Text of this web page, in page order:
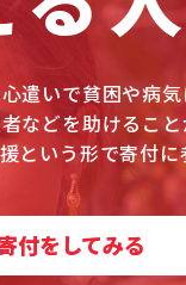
遣いで貧困や病
などを助けるこ
という形で寄付に
付をしてみる